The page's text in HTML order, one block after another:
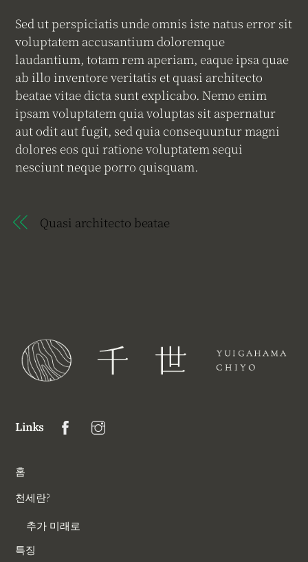
Sed ut perspiciatis unde omnis iste natus error sit
voluptatem accusantium doloremque
laudantium, totam rem aperiam, eaque ipsa quae
ab illo inventore veritatis et quasi architecto
beatae vitae dicta sunt explicabo. Nemo enim
ipsam voluptatem quia voluptas sit aspernatur
aut odit aut fugit, sed quia consequuntur magni
dolores eos qui ratione voluptatem sequi
nesciunt neque porro quisquam.
Quasi architecto beatae
Links
홈
천세란?
추가 미래로
특징